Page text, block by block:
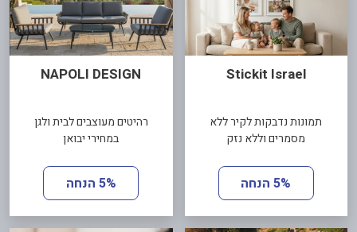
Stickit Israel
תמונות נדבקות לקיר ללא
מסמרים וללא נזק
5% הנחה
NAPOLI DESIGN
רהיטים מעוצבים לבית ולגן
במחירי יבואן
5% הנחה